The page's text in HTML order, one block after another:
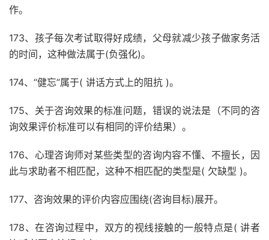
作。
173、孩子每次考试取得好成绩，父母就减少孩子做家务活
的时间，这种做法属于(负强化)。
174、“健忘”属于( 讲话方式上的阻抗 )。
175、关于咨询效果的标准问题，错误的说法是（不同的咨
询效果评价标准可以有相同的评价结果）。
176、心理咨询师对某些类型的咨询内容不懂、不擅长，因
此与求助者不相匹配，这种不相匹配的类型是( 欠缺型 )。
177、咨询效果的评价内容应围绕(咨询目标)展开。
178、在咨询过程中，双方的视线接触的一般特点是( 讲者